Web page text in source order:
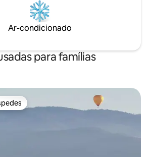
Ar-condicionado
para famílias